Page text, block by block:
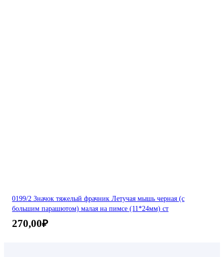
0199/2 Значок тяжелый фрачник Летучая мышь черная (с
большим парашютом) малая на пимсе (11*24мм) ст
270,00₽